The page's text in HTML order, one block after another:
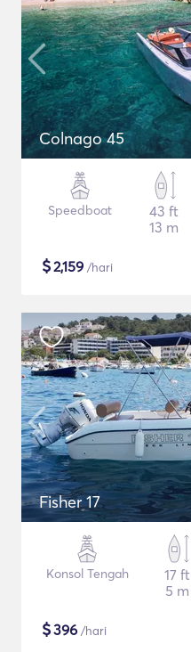
Colnago 45
Speedboat
43 ft
13 m
$2,159 /hari
Fisher 17
Konsol Tengah
17 ft
5 m
$396 /hari